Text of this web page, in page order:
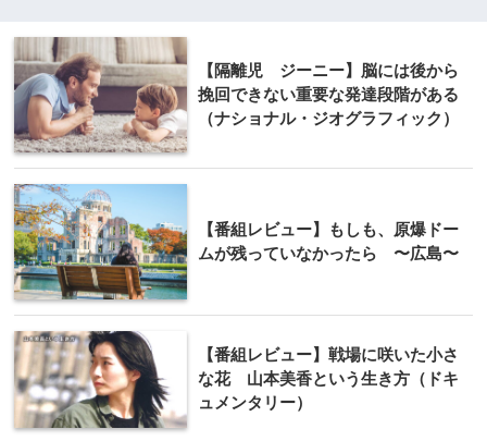
【隔離児 ジーニー】脳には後から
挽回できない重要な発達段階がある
（ナショナル・ジオグラフィック）
【番組レビュー】もしも、原爆ドー
ムが残っていなかったら 〜広島〜
【番組レビュー】戦場に咲いた小さ
な花 山本美香という生き方（ドキ
ュメンタリー）